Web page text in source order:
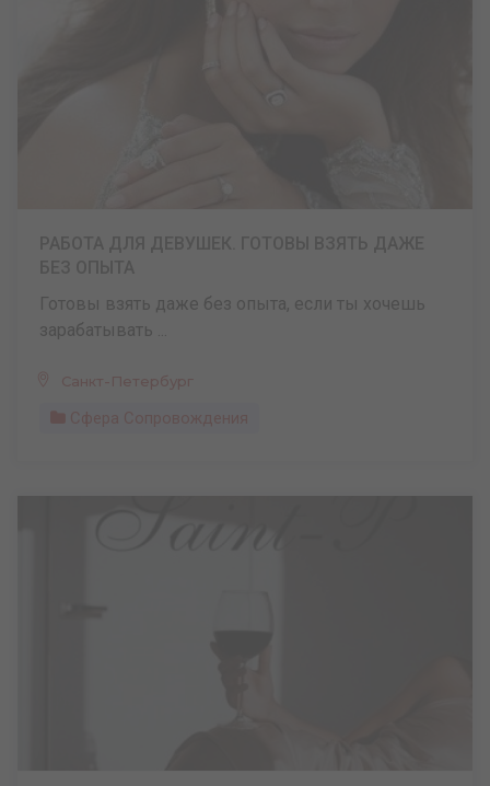
Готовы взять даже без опыта, если ты хочешь
зарабатывать ...
Санкт-Петербург
Сфера Сопровождения